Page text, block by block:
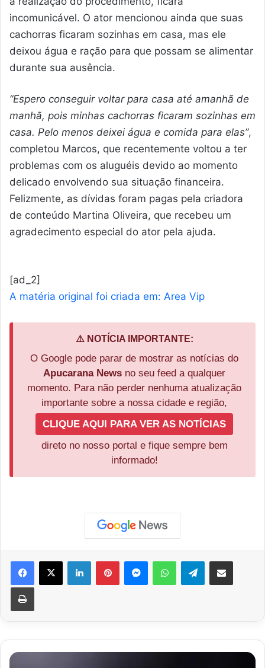
incomunicável. O ator mencionou ainda que suas
cachorras ficaram sozinhas em casa, mas ele
deixou água e ração para que possam se alimentar
durante sua ausência.
“Espero conseguir voltar para casa até amanhã de
manhã, pois minhas cachorras ficaram sozinhas em
casa. Pelo menos deixei água e comida para elas”,
completou Marcos, que recentemente voltou a ter
problemas com os aluguéis devido ao momento
delicado envolvendo sua situação financeira.
Felizmente, as dívidas foram pagas pela criadora
de conteúdo Martina Oliveira, que recebeu um
agradecimento especial do ator pela ajuda.
[ad_2]
A matéria original foi criada em: Area Vip
⚠️ NOTÍCIA IMPORTANTE:
O Google pode parar de mostrar as notícias do
Apucarana News no seu feed a qualquer
momento. Para não perder nenhuma atualização
importante sobre a nossa cidade e região,
CLIQUE AQUI PARA VER AS NOTÍCIAS
direto no nosso portal e fique sempre bem
informado!
Facebook
X LinkedinPinterestMessengerWhatsAppTelegramCompartilhar via e-mail
Imprimir
Marido